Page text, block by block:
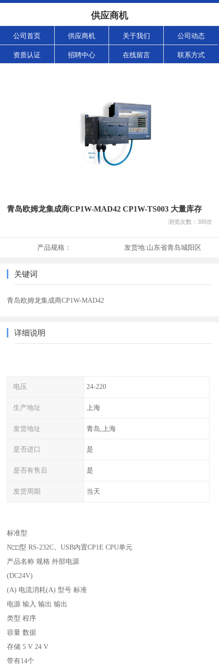
供应商机
公司首页 供应商机 关于我们 公司动态
资质认证 招聘中心 在线留言 联系方式
青岛欧姆龙集成商CP1W-MAD42 CP1W-TS003 大量库存
浏览次数： 309次
产品规格： 发货地:山东省青岛城阳区
关键词
青岛欧姆龙集成商CP1W-MAD42
详细说明
电压 24-220
生产地址 上海
发货地址 青岛,上海
是否进口 是
是否有售后 是
发货周期 当天
标准型
N□□型 RS-232C、USB内置CP1E CPU单元
产品名称 规格 外部电源
(DC24V)
(A) 电流消耗(A) 型号 标准
电源 输入 输出 输出
类型 程序
容量 数据
存储 5 V 24 V
带有14个